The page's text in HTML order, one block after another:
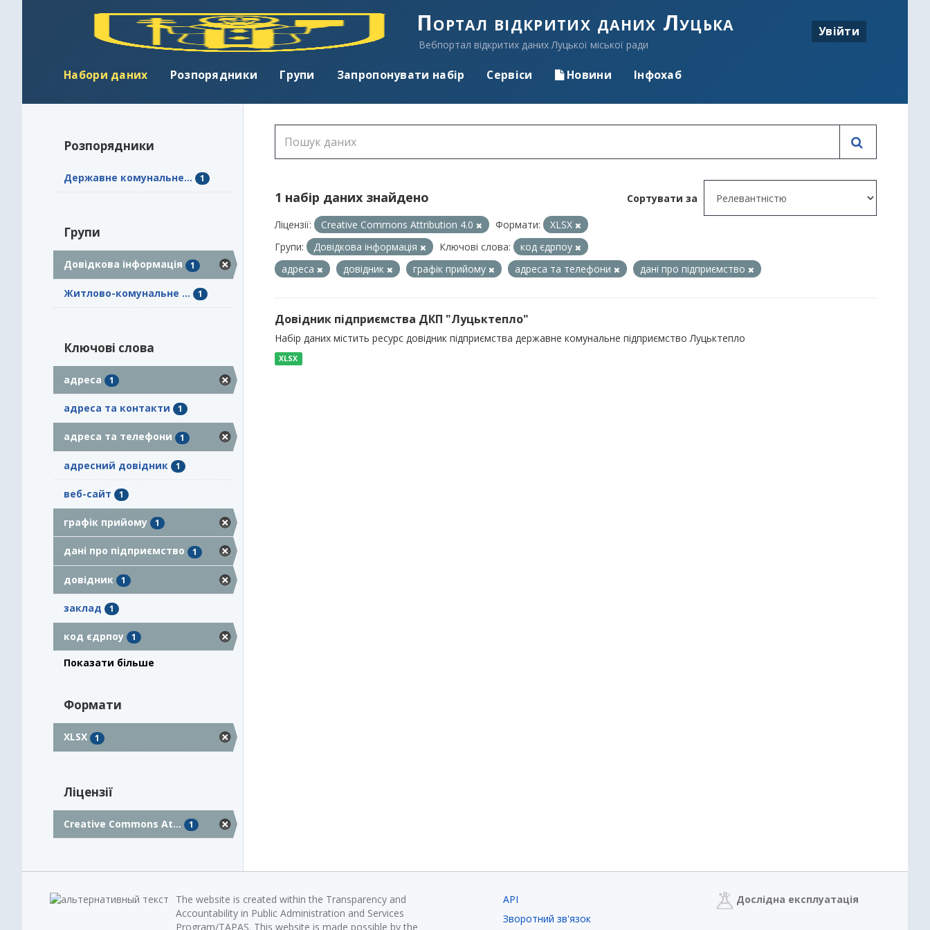
Портал відкритих даних Луцька
Вебпортал відкритих даних Луцької міської ради
Увійти
Набори даних Розпорядники Групи Запропонувати набір Сервіси Новини Інфохаб
Розпорядники
Державне комунальне... 1
Групи
Довідкова інформація 1
Житлово-комунальне ... 1
Ключові слова
адреса 1
адреса та контакти 1
адреса та телефони 1
адресний довідник 1
веб-сайт 1
графік прийому 1
дані про підприємство 1
довідник 1
заклад 1
код єдрпоу 1
Показати більше
Формати
XLSX 1
Ліцензії
Creative Commons At... 1
Сортувати за
1 набір даних знайдено
Ліцензії: Creative Commons Attribution 4.0 Формати:
XLSX
Групи:
Довідкова інформація Ключові слова:
код єдрпоу
адреса
довідник графік прийому адреса та телефони дані про підприємство
Довідник підприємства ДКП "Луцьктепло"
Набір даних містить ресурс довідник підприємства державне комунальне підприємство Луцьктепло
XLSX
The website is created within the Transparency and
Accountability in Public Administration and Services
Program/TAPAS. This website is made possible by the
API
Зворотний зв'язок
Дослідна експлуатація